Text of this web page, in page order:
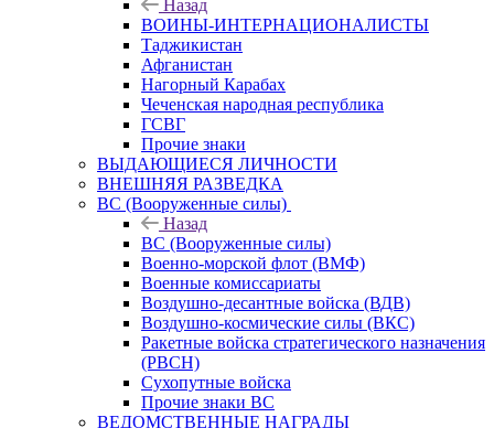
Назад
ВОИНЫ-ИНТЕРНАЦИОНАЛИСТЫ
Таджикистан
Афганистан
Нагорный Карабах
Чеченская народная республика
ГСВГ
Прочие знаки
ВЫДАЮЩИЕСЯ ЛИЧНОСТИ
ВНЕШНЯЯ РАЗВЕДКА
ВС (Вооруженные силы)
Назад
ВС (Вооруженные силы)
Военно-морской флот (ВМФ)
Военные комиссариаты
Воздушно-десантные войска (ВДВ)
Воздушно-космические силы (ВКС)
Ракетные войска стратегического назначения
(РВСН)
Сухопутные войска
Прочие знаки ВС
ВЕДОМСТВЕННЫЕ НАГРАДЫ